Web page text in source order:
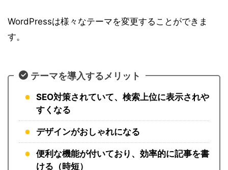
WordPressは様々なテーマを変更することができま
す。
テーマを導入するメリット
SEO対策されていて、検索上位に表示されや
すくなる
デザインがおしゃれになる
便利な機能が付いており、効率的に記事を書
ける（時短）